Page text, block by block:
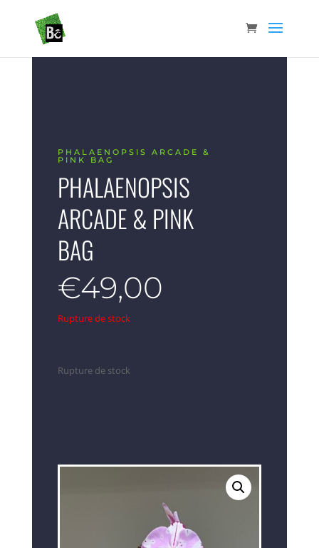
PHALAENOPSIS ARCADE &
PINK BAG
PHALAENOPSIS
ARCADE & PINK
BAG
€49,00
Rupture de stock
Rupture de stock